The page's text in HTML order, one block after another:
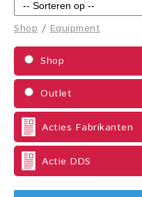
Shop /Equipment
Shop
Outlet
Acties Fabrikanten
Actie DDS